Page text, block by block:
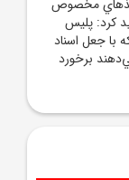
مخصوص
کرد: پليس
با جعل اسناد
برخورد